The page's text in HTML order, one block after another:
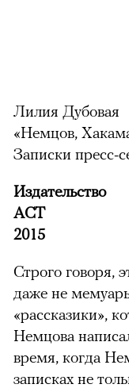
Лилия Дубовая
«Немцов,
Записки пресс-
Издательство
АСТ
2015
Строго говоря,
даже не
«рассказики»,
Немцова
время, когда
записках не